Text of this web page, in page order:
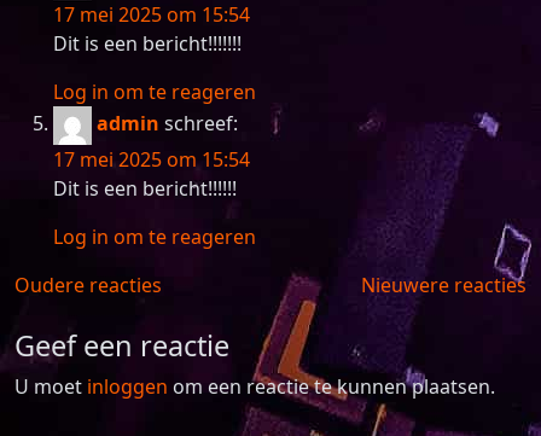
17 mei 2025 om 15:54
Dit is een bericht!!!!!!!
Log in om te reageren
admin schreef:
17 mei 2025 om 15:54
Dit is een bericht!!!!!!
Log in om te reageren
Reacties
navigatie
Oudere reacties Nieuwere reacties
Geef een reactie
U moet inloggen om een reactie te kunnen plaatsen.